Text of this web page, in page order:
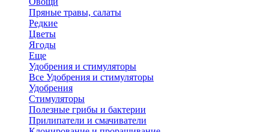
Пряные травы, салаты
Редкие
Цветы
Ягоды
Еще
Удобрения и стимуляторы
Все Удобрения и стимуляторы
Удобрения
Стимуляторы
Полезные грибы и бактерии
Прилипатели и смачиватели